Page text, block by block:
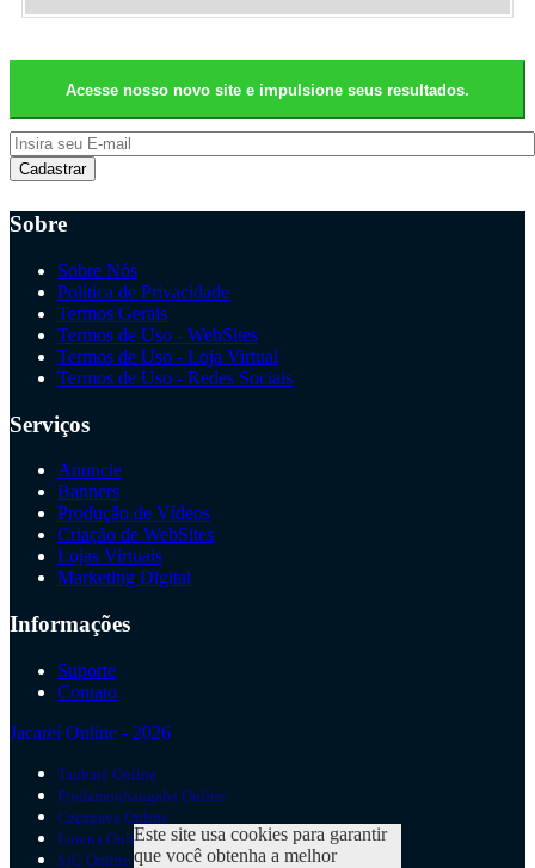
Acesse nosso novo site e impulsione seus resultados.
Cadastrar
Sobre
Sobre Nós
Política de Privacidade
Termos Gerais
Termos de Uso - WebSites
Termos de Uso - Loja Virtual
Termos de Uso - Redes Sociais
Serviços
Anuncie
Banners
Produção de Vídeos
Criação de WebSites
Lojas Virtuais
Marketing Digital
Informações
Suporte
Contato
Jacareí Online - 2026
Taubaté Online
Pindamonhangaba Online
Caçapava Online
Lorena Online
SJC Online
Este site usa cookies para garantir
que você obtenha a melhor